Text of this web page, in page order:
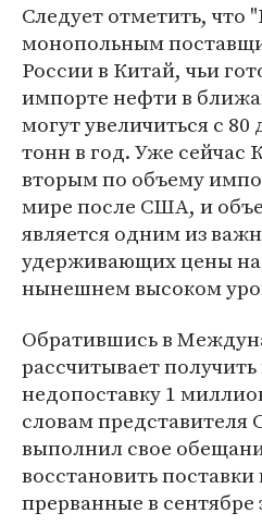
Следует отметить, что
монопольным
России в Китай, чьи
импорте нефти в
могут увеличиться с
тонн в год. Уже сейчас
вторым по объему
мире после США, и
является одним из
удерживающих цены
нынешнем высоком
Обратившись в
рассчитывает
недопоставку 1
словам представителя
выполнил свое
восстановить
прерванные в сентябре